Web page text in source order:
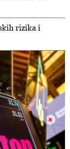
rizika i